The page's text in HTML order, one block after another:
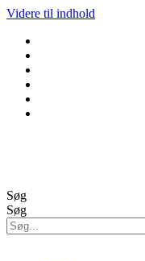
Videre til indhold
Søg
Søg